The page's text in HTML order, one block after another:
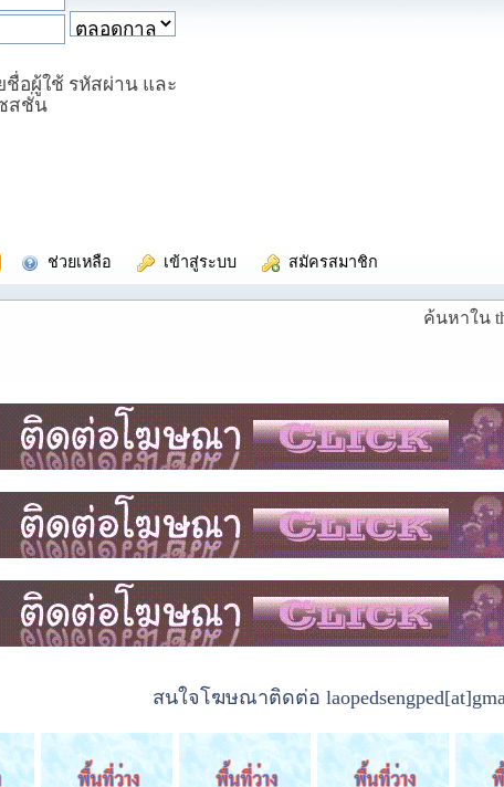
ชื่อผู้ใช้ รหัสผ่าน และ
ซสชั่น
ช่วยเหลือ เข้าสู่ระบบ สมัครสมาชิก
ค้นหาใน
สนใจโฆษณาติดต่อ